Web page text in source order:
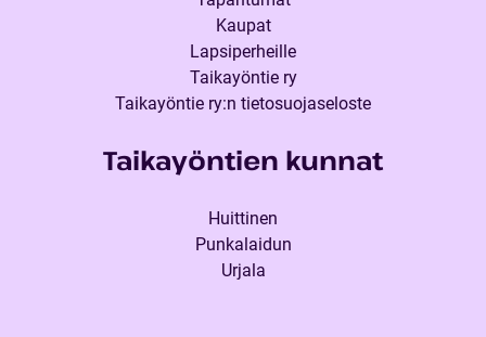
Kaupat
Lapsiperheille
Taikayöntie ry
Taikayöntie ry:n tietosuojaseloste
Taikayöntien kunnat
Huittinen
Punkalaidun
Urjala